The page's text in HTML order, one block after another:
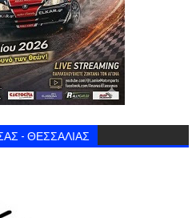
- ΘΕΣΣΑΛΙΑΣ